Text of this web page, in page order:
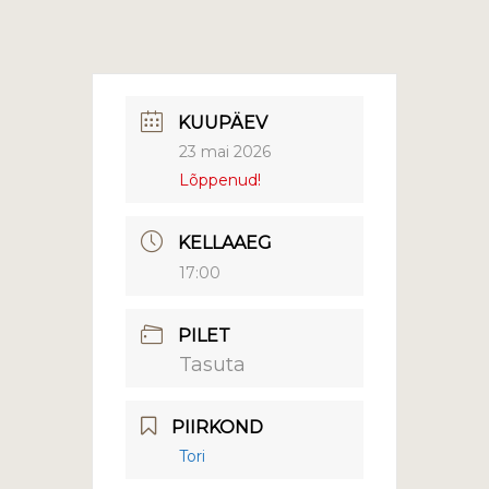
KUUPÄEV
23 mai 2026
Lõppenud!
KELLAAEG
17:00
PILET
Tasuta
PIIRKOND
Tori